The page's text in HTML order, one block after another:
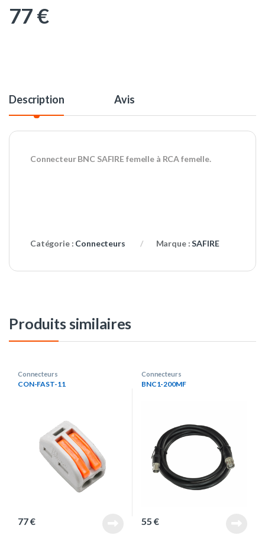
77€
Description Avis
Connecteur BNC SAFIRE femelle à RCA femelle.
Catégorie : Connecteurs Marque :SAFIRE
Produits similaires
Connecteurs
CON-FAST-11
77€
Connecteurs
BNC1-200MF
55 €